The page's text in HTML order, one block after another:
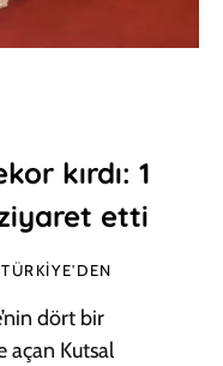
kırdı: 1
etti
TÜRKIYE'DEN
dört bir
açan Kutsal